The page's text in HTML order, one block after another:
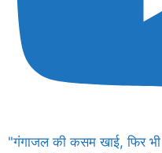
"गंगाजल की कसम खाई, फिर भी